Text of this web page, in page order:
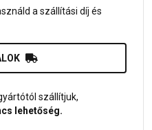
a szállítási díj és
szállítjuk,
lehetőség.